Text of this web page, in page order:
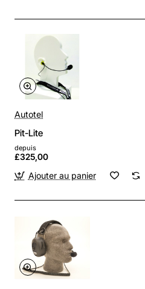
Autotel
Pit-Lite
depuis
£325,00
Ajouter au panier